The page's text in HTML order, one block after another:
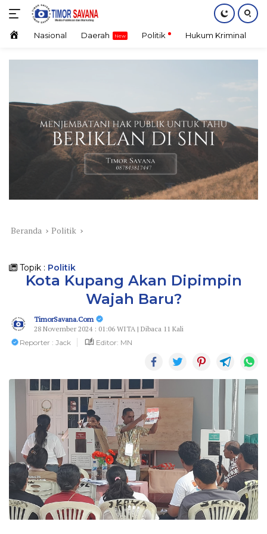
Langsung
konten HomeNasional Daerah Politik Hukum Kriminal
Beranda Politik
Topik : Politik
Kota Kupang Akan Dipimpin
Wajah Baru?
TimorSavana.Com
28 November 2024 : 01:06 WITA | Dibaca 11 Kali
Reporter : Jack
Editor: MN